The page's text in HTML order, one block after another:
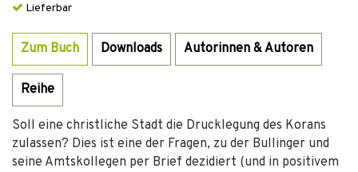
Lieferbar
Zum Buch Downloads Autorinnen & Autoren
Reihe
Soll eine christliche Stadt die Drucklegung des Korans
zulassen? Dies ist eine der Fragen, zu der Bullinger und
seine Amtskollegen per Brief dezidiert (und in positivem